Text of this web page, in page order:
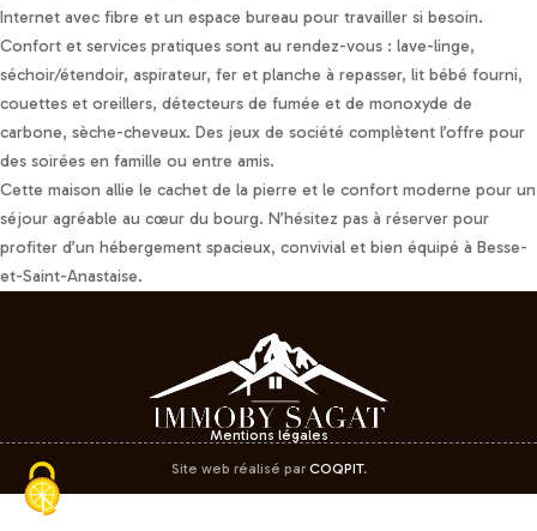
Internet avec fibre et un espace bureau pour travailler si besoin.
Confort et services pratiques sont au rendez-vous : lave-linge,
séchoir/étendoir, aspirateur, fer et planche à repasser, lit bébé fourni,
couettes et oreillers, détecteurs de fumée et de monoxyde de
carbone, sèche-cheveux. Des jeux de société complètent l’offre pour
des soirées en famille ou entre amis.
Cette maison allie le cachet de la pierre et le confort moderne pour un
séjour agréable au cœur du bourg. N’hésitez pas à réserver pour
profiter d’un hébergement spacieux, convivial et bien équipé à Besse-
et-Saint-Anastaise.
Mentions légales
Site web réalisé par COQPIT.